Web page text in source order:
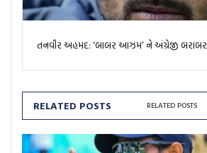
તનવીર અહમદ: ‘બાબર આઝમ’ ને અંગ્રેજી
RELATED POSTS RELATED POSTS